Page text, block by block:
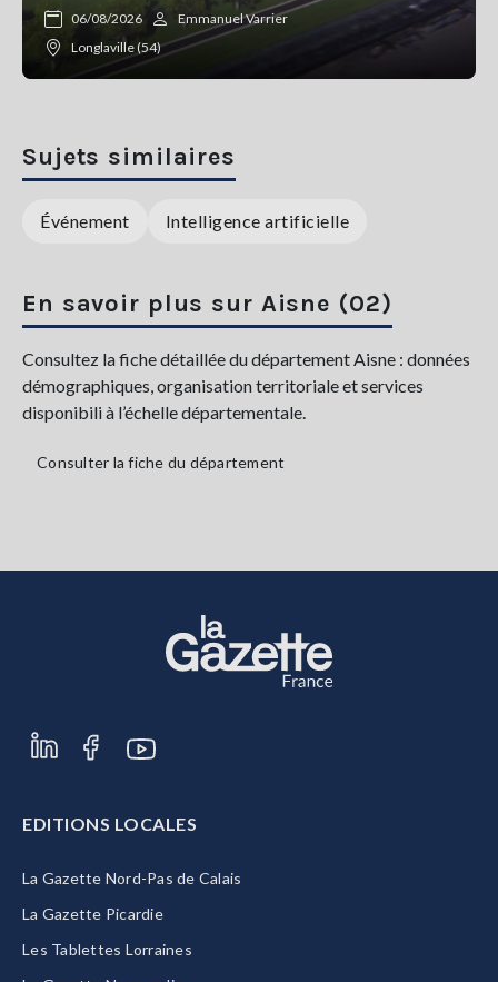
06/08/2026
Emmanuel Varrier
Longlaville (54)
Sujets similaires
Événement Intelligence artificielle
En savoir plus sur Aisne (02)
Consultez la fiche détaillée du département Aisne : données
démographiques, organisation territoriale et services
disponibili à l’échelle départementale.
Consulter la fiche du département
EDITIONS LOCALES
La Gazette Nord-Pas de Calais
La Gazette Picardie
Les Tablettes Lorraines